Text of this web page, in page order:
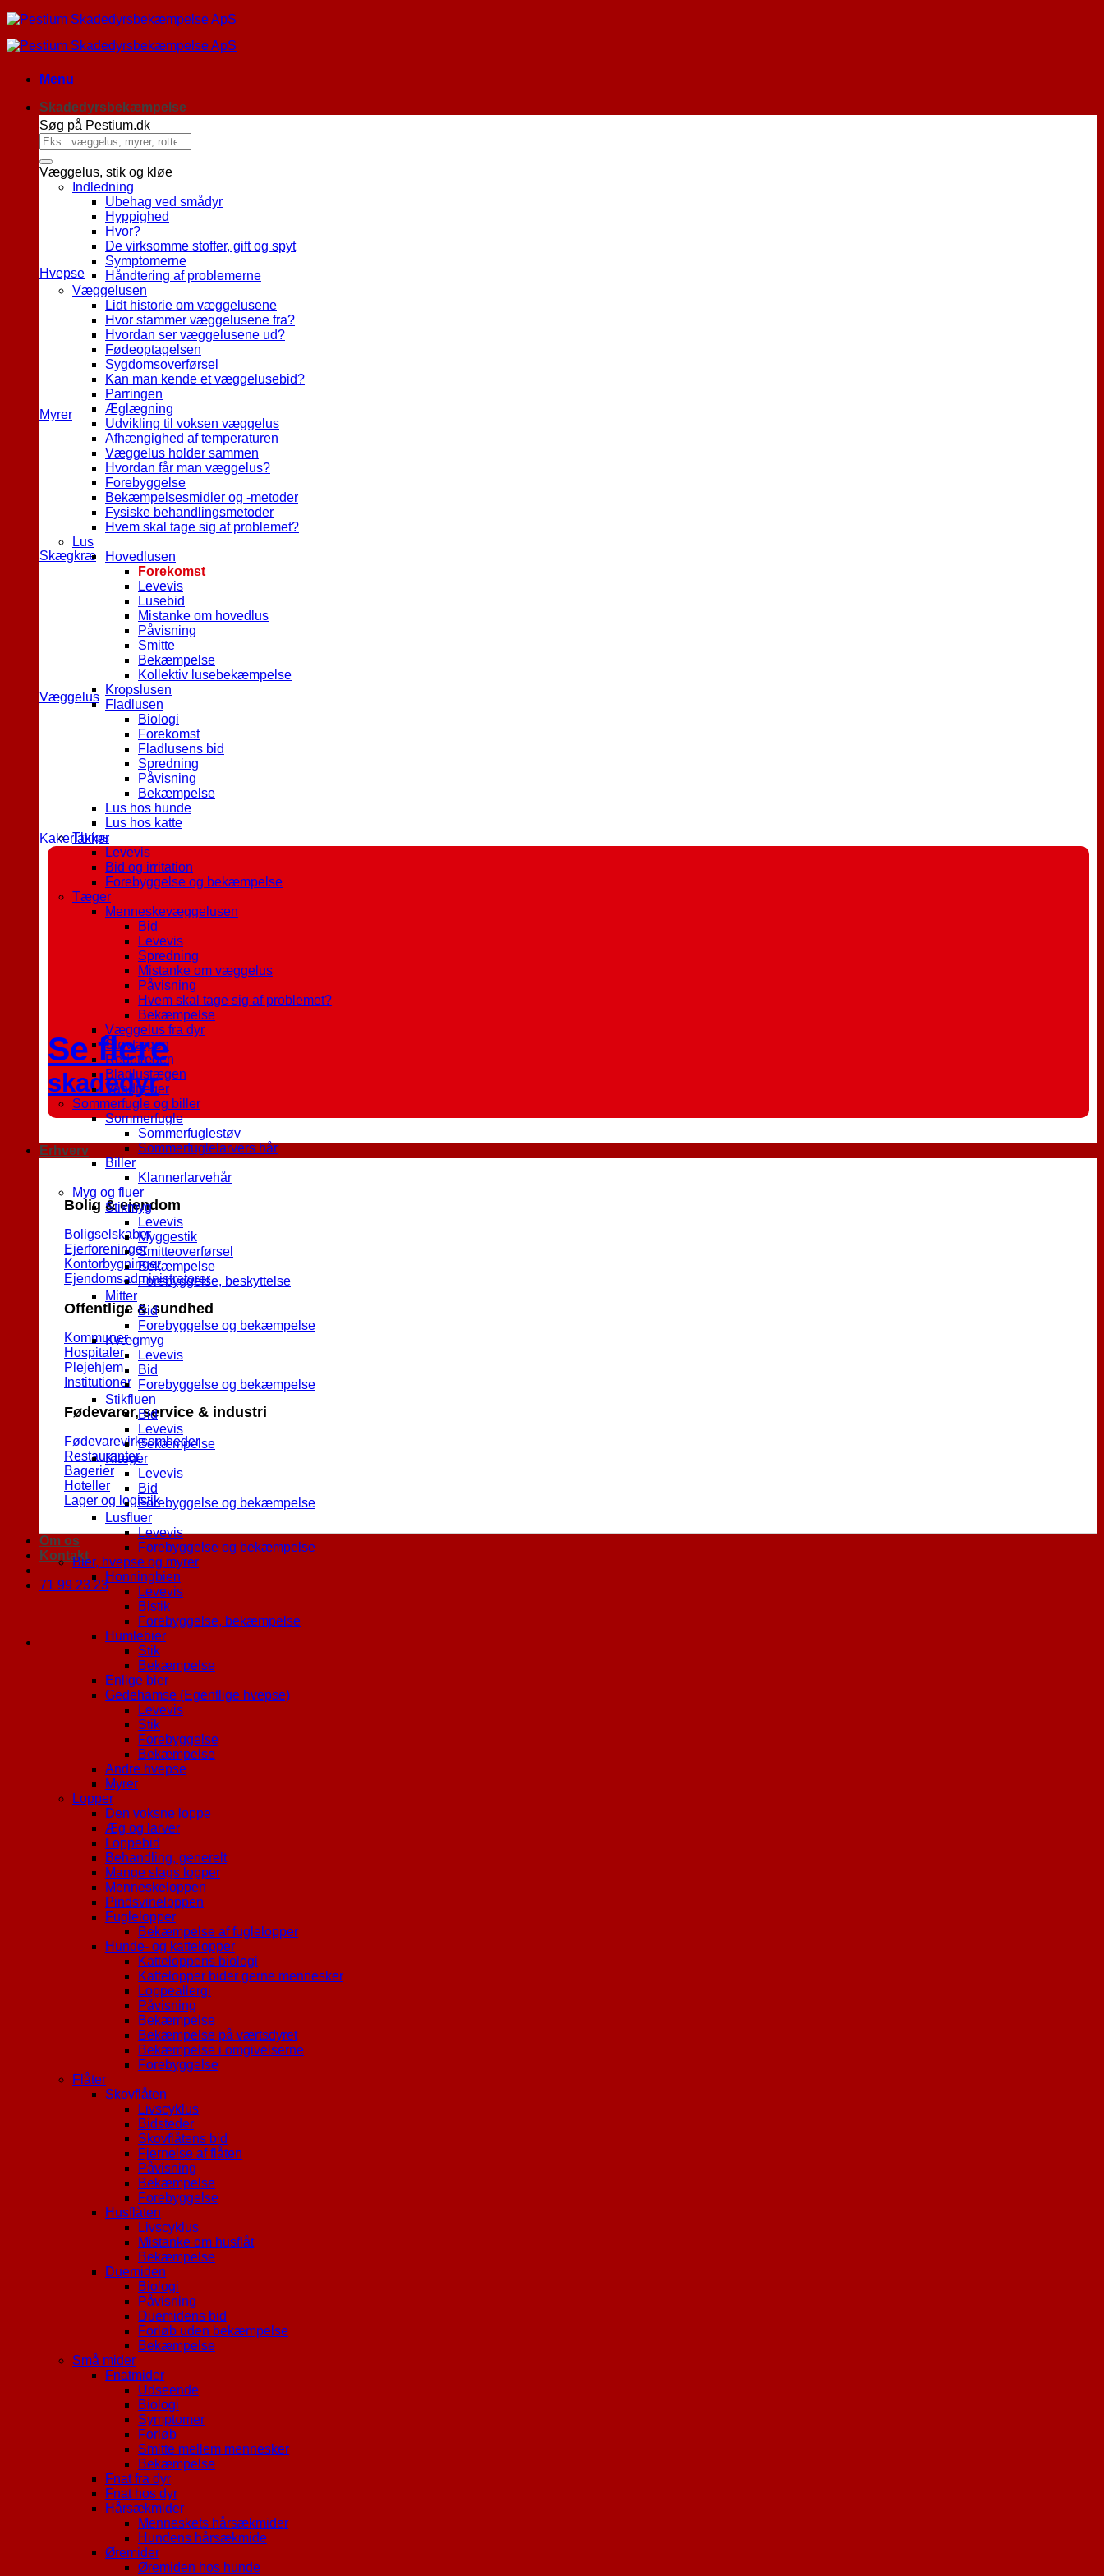
Menu
Skadedyrsbekæmpelse
Hvepse
Myrer
Skægkræ
Væggelus
Kakerlakker
Se flere
skadedyr
Erhverv
Bolig & ejendom
Boligselskaber
Ejerforeninger
Kontorbygninger
Ejendomsadministratorer
Offentlige & sundhed
Kommuner
Hospitaler
Plejehjem
Institutioner
Fødevarer, service & industri
Fødevarevirksomheder
Restauranter
Bagerier
Hoteller
Lager og logistik
Om os
Kontakt
71 99 23 23
Søg på Pestium.dk
Væggelus, stik og kløe
Indledning
Ubehag ved smådyr
Hyppighed
Hvor?
De virksomme stoffer, gift og spyt
Symptomerne
Håndtering af problemerne
Væggelusen
Lidt historie om væggelusene
Hvor stammer væggelusene fra?
Hvordan ser væggelusene ud?
Fødeoptagelsen
Sygdomsoverførsel
Kan man kende et væggelusebid?
Parringen
Æglægning
Udvikling til voksen væggelus
Afhængighed af temperaturen
Væggelus holder sammen
Hvordan får man væggelus?
Forebyggelse
Bekæmpelsesmidler og -metoder
Fysiske behandlingsmetoder
Hvem skal tage sig af problemet?
Lus
Hovedlusen
Forekomst
Levevis
Lusebid
Mistanke om hovedlus
Påvisning
Smitte
Bekæmpelse
Kollektiv lusebekæmpelse
Kropslusen
Fladlusen
Biologi
Forekomst
Fladlusens bid
Spredning
Påvisning
Bekæmpelse
Lus hos hunde
Lus hos katte
Thrips
Levevis
Bid og irritation
Forebyggelse og bekæmpelse
Tæger
Menneskevæggelusen
Bid
Levevis
Spredning
Mistanke om væggelus
Påvisning
Hvem skal tage sig af problemet?
Bekæmpelse
Væggelus fra dyr
Støvtægen
Redetægen
Bladlustægen
Vandtæger
Sommerfugle og biller
Sommerfugle
Sommerfuglestøv
Sommerfuglelarvers hår
Biller
Klannerlarvehår
Myg og fluer
Stikmyg
Levevis
Myggestik
Smitteoverførsel
Bekæmpelse
Forebyggelse, beskyttelse
Mitter
Bid
Forebyggelse og bekæmpelse
Kvægmyg
Levevis
Bid
Forebyggelse og bekæmpelse
Stikfluen
Bid
Levevis
Bekæmpelse
Klæger
Levevis
Bid
Forebyggelse og bekæmpelse
Lusfluer
Levevis
Forebyggelse og bekæmpelse
Bier, hvepse og myrer
Honningbien
Levevis
Bistik
Forebyggelse, bekæmpelse
Humlebier
Stik
Bekæmpelse
Enlige bier
Gedehamse (Egentlige hvepse)
Levevis
Stik
Forebyggelse
Bekæmpelse
Andre hvepse
Myrer
Lopper
Den voksne loppe
Æg og larver
Loppebid
Behandling, generelt
Mange slags lopper
Menneskeloppen
Pindsvineloppen
Fuglelopper
Bekæmpelse af fuglelopper
Hunde- og kattelopper
Katteloppens biologi
Kattelopper bider gerne mennesker
Loppeallergi
Påvisning
Bekæmpelse
Bekæmpelse på værtsdyret
Bekæmpelse i omgivelserne
Forebyggelse
Flåter
Skovflåten
Livscyklus
Bidsteder
Skovflåtens bid
Fjernelse af flåten
Påvisning
Bekæmpelse
Forebyggelse
Husflåten
Livscyklus
Mistanke om husflåt
Bekæmpelse
Duemiden
Biologi
Påvisning
Duemidens bid
Forløb uden bekæmpelse
Bekæmpelse
Små mider
Fnatmider
Udseende
Biologi
Symptomer
Forløb
Smitte mellem mennesker
Bekæmpelse
Fnat fra dyr
Fnat hos dyr
Hårsækmider
Menneskets hårsækmider
Hundens hårsækmide
Øremider
Øremiden hos hunde